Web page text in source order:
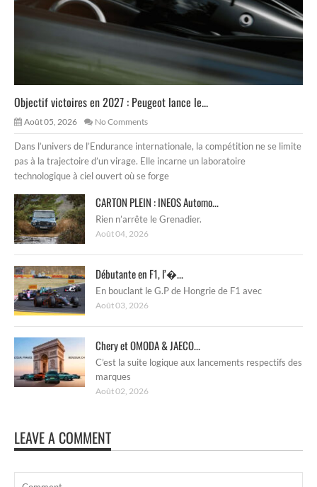
Objectif victoires en 2027 : Peugeot lance le...
Août 05, 2026 No Comments
Dans l’univers de l’Endurance internationale, la compétition ne se limite
pas à la trajectoire d’un virage. Elle incarne un laboratoire
technologique à ciel ouvert où se forge
CARTON PLEIN : INEOS Automo...
Rien n’arrête le Grenadier.
Août 04, 2026
Débutante en F1, l’�...
En bouclant le G.P de Hongrie de F1 avec
Août 03, 2026
Chery et OMODA & JAECO...
C’est la suite logique aux lancements respectifs des
marques
Août 02, 2026
LEAVE A COMMENT